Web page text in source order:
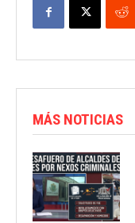
MÁS NOTICIAS